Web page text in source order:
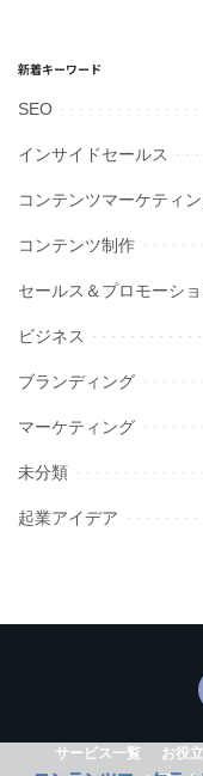
新着キーワード
SEO
インサイドセールス
コンテンツマーケティ
コンテンツ制作
セールス＆プロモーシ
ビジネス
ブランディング
マーケティング
未分類
起業アイデア
サービス一覧 お役